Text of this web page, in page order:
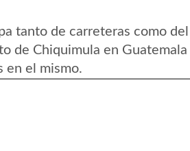
tanto de carreteras como
de Chiquimula en
en el mismo.